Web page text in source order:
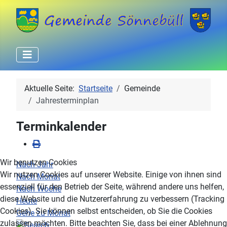
Aktuelle Seite: Startseite
Gemeinde
Jahresterminplan
Terminkalender
Nach Jahr
Nach Monat
Nach Woche
Heute
Gehe zu Monat
Wir benutzen Cookies
Wir nutzen Cookies auf unserer Website. Einige von ihnen sind
essenziell für den Betrieb der Seite, während andere uns helfen,
diese Website und die Nutzererfahrung zu verbessern (Tracking
Cookies). Sie können selbst entscheiden, ob Sie die Cookies
zulassen möchten. Bitte beachten Sie, dass bei einer Ablehnung